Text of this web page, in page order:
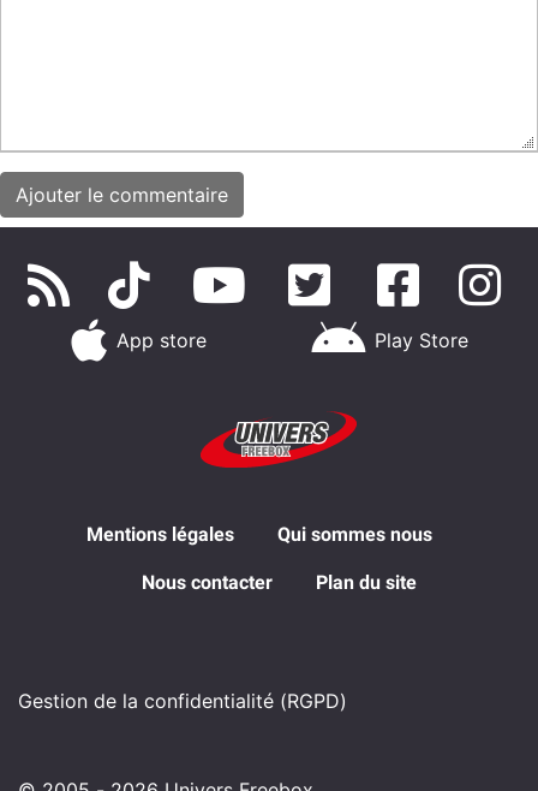
App store Play Store
Mentions légales Qui sommes nous
Nous contacter Plan du site
Gestion de la confidentialité (RGPD)